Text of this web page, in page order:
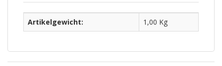
Artikelgewicht: 1,00 Kg